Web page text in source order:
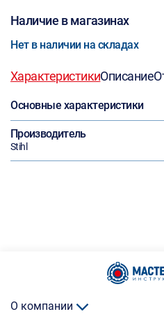
Наличие в магазинах
Нет в наличии на складах
ХарактеристикиОписание
Основные характеристики
Производитель
Stihl
О компании